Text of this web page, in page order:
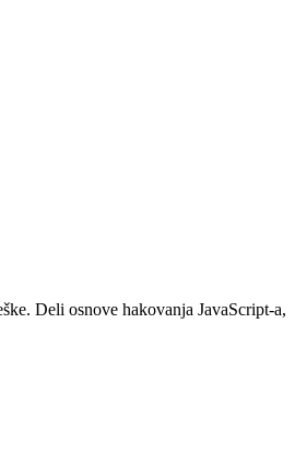
Deli osnove hakovanja JavaScript-a,